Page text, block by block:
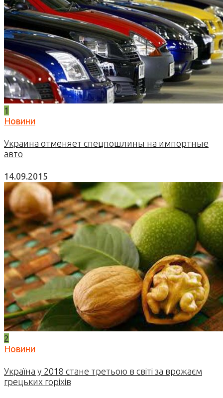
1
Новини
Украина отменяет спецпошлины на импортные
авто
14.09.2015
2
Новини
Україна у 2018 стане третьою в світі за врожаєм
грецьких горіхів